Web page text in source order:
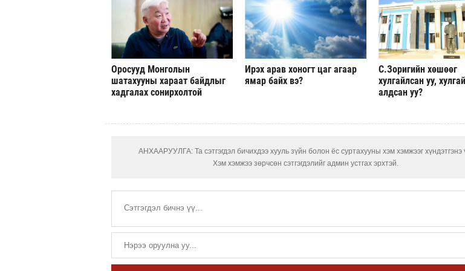
Оросууд Монголын
шатахууны хараат байдлыг
хадгалах сонирхолтой
Ирэх арав хоногт цаг агаар
ямар байх вэ?
С.Зоригийн хөшөөг
хулгайлсан уу,
алдсан уу?
АНХААРУУЛГА: Та сэтгэгдэл бичихдээ хууль зүйн болон ёс суртахууны хэм хэмжээг хүндэтгэнэ
Хэм хэмжээ зөрчсөн сэтгэгдэлийг админ устгах эрхтэй.